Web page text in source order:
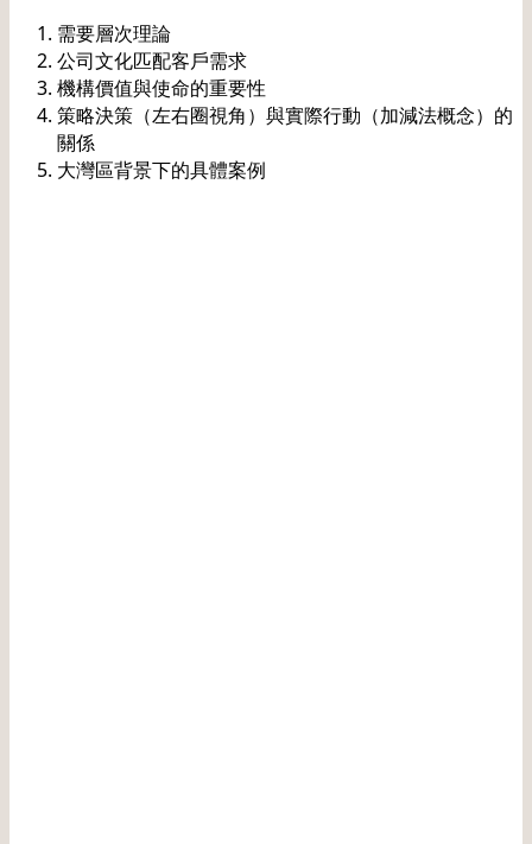
需要層次理論
公司文化匹配客戶需求
機構價值與使命的重要性
策略決策（左右圈視角）與實際行動（加減法概念）的
關係
大灣區背景下的具體案例